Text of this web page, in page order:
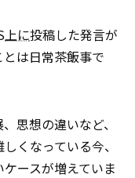
上に投稿した発言が
は日常茶飯事で
思想の違いなど、
くなっている今、
ースが増えていま